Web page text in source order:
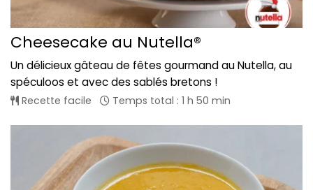
Cheesecake au Nutella®
Un délicieux gâteau de fêtes gourmand au Nutella, au
spéculoos et avec des sablés bretons !
Recette facile Temps total : 1 h 50 min